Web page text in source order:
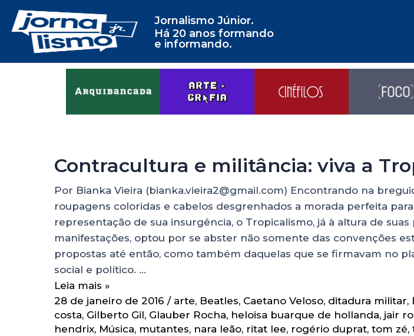
Jornalismo Júnior.
Há 20 anos formando
e informando.
Contracultura e militância: viva a
Por Bianka Vieira (bianka.vieira2@gmail.com) Encontrando na
roupagens coloridas e cabelos desgrenhados a morada perfeita para
representação de sua insurgência, o Tropicalismo, já à altura de suas
manifestações, optou por se abster não somente das convenções
propostas até então, como também daquelas que se firmavam no
social e político. …
Leia mais »
28 de janeiro de 2016 / arte, Beatles, Caetano Veloso, ditadura militar,
costa, Gilberto Gil, Glauber Rocha, heloisa buarque de hollanda, jair
hendrix, Música, mutantes, nara leão, ritat lee, rogério duprat, tom zé,